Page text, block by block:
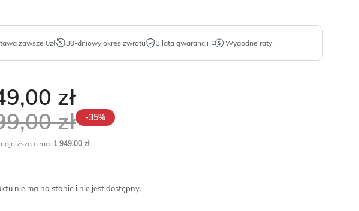
zawsze 0zł 30-dniowy okres zwrotu 3 lata gwarancji Wygodne raty
zł
zł -35%
cena: 1 949,00 zł.
nie ma na stanie i nie jest dostępny.